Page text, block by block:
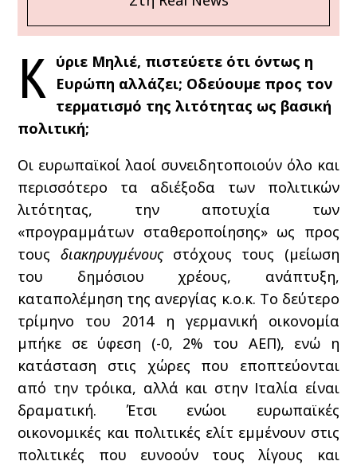
Κ
ύριε Μηλιέ, πιστεύετε ότι όντως η
Ευρώπη αλλάζει; Οδεύουμε προς τον
τερματισμό της λιτότητας ως βασική
πολιτική;
Οι ευρωπαϊκοί λαοί συνειδητοποιούν όλο και
περισσότερο τα αδιέξοδα των πολιτικών
λιτότητας, την αποτυχία των
«προγραμμάτων σταθεροποίησης» ως προς
τους διακηρυγμένουςστόχους τους (μείωση
του δημόσιου χρέους, ανάπτυξη,
καταπολέμηση της ανεργίας κ.ο.κ. Το δεύτερο
τρίμηνο του 2014 η γερμανική οικονομία
μπήκε σε ύφεση (-0, 2% του ΑΕΠ), ενώ η
κατάσταση στις χώρες που εποπτεύονται
από την τρόικα, αλλά και στην Ιταλία είναι
δραματική. Έτσι ενώοι ευρωπαϊκές
οικονομικές και πολιτικές ελίτ εμμένουν στις
πολιτικές που ευνοούν τους λίγους και